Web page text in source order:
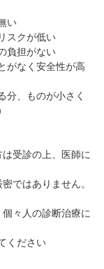
い
スクが低い
負担がない
がなく安全性が高
、ものが小さく
受診の上、医師に
ではありません。
々人の診断治療に
ください